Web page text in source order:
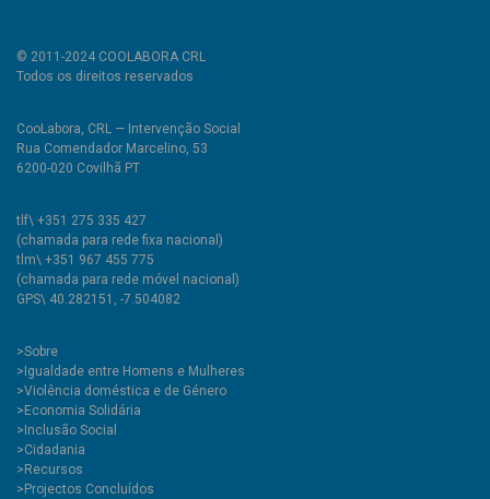
© 2011-2024 COOLABORA CRL
Todos os direitos reservados
CooLabora, CRL — Intervenção Social
Rua Comendador Marcelino, 53
6200-020 Covilhã PT
tlf\ +351 275 335 427
(chamada para rede fixa nacional)
tlm\ +351 967 455 775
(chamada para rede móvel nacional)
GPS\ 40.282151, -7.504082
>Sobre
>Igualdade entre Homens e Mulheres
>Violência doméstica e de Género
>Economia Solidária
>Inclusão Social
>Cidadania
>Recursos
>Projectos Concluídos